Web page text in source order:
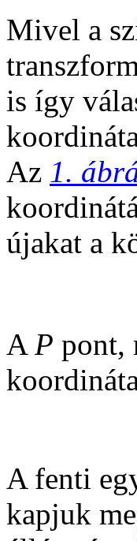
Mivel a
is így
Az 1.
újakat a
A P pont,
A fenti
kapjuk